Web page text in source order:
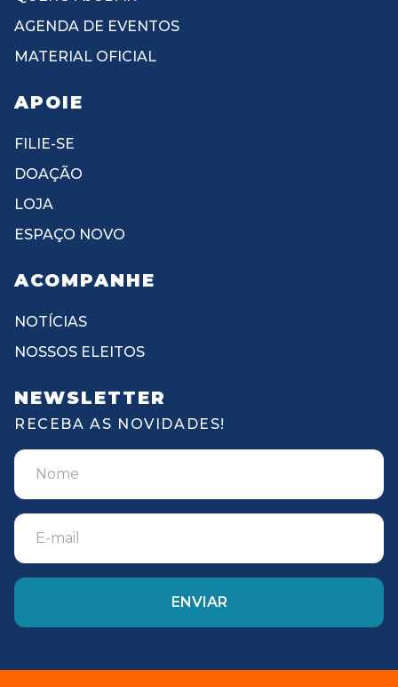
AGENDA DE EVENTOS
MATERIAL OFICIAL
APOIE
FILIE-SE
DOAÇÃO
LOJA
ESPAÇO NOVO
ACOMPANHE
NOTÍCIAS
NOSSOS ELEITOS
NEWSLETTER
RECEBA AS NOVIDADES!